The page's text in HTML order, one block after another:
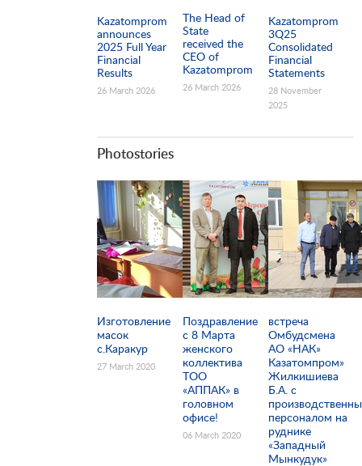
Kazatomprom
announces
2025 Full Year
Financial
Results
26 March 2026
The Head of
State
received the
CEO of
Kazatomprom
26 March 2026
Kazatomprom
3Q25
Consolidated
Financial
Statements
28 November
2025
Photostories
Изготовление
масок
с.Каракур
27 March 2020
Поздравление
с 8 Марта
женского
коллектива
ТОО
«АППАК» в
головном
офисе!
06 March 2020
встреча
Омбудсмена
АО «НАК»
Казатомпром»
Жилкишиева
Б.А. с
персоналом на
руднике
«Западный
Мынкудук»